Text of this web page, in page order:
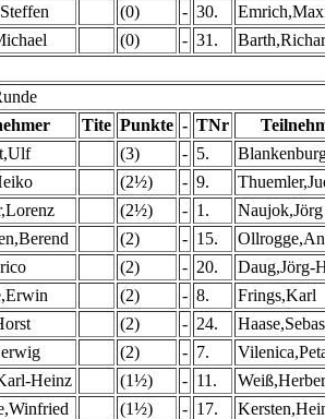
(0) - 30.
(0) - 31.
Tite Punkte - TNr
(3) - 5.
(2½) - 9.
(2½) - 1.
Naujok,Jörg
(2) - 15.
(2) - 20.
Daug,Jörg-
(2) - 8.
Frings,Karl
(2) - 24.
(2) - 7.
Heinz (1½) - 11.
(1½) - 17.